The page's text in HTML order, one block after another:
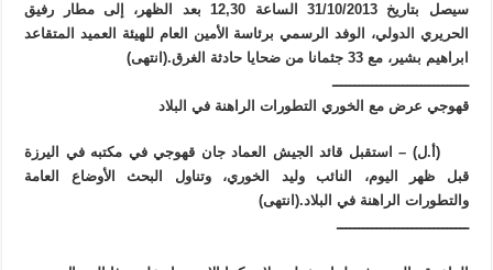
سيصل بتاريخ 31/10/2013 الساعة 12,30 بعد الظهر، إلى مطار رفيق
الحريري الدولي، الوفد الرسمي برئاسة الأمين العام للهيئة العميد المتقاعد
ابراهيم بشير، مع 33 جثمانا من ضحايا حادثة الغرق.(انتهى)
ـــــــــــــــــــــــــــــــ
قهوجي عرض مع الخوري التطورات الراهنة في البلاد
(أ.ل) – استقبل قائد الجيش العماد جان قهوجي في مكتبه في اليرزة
قبل ظهر اليوم، النائب وليد الخوري، وتناول البحث الأوضاع العامة
والتطورات الراهنة في البلاد.(انتهى)
ــــــــــــــــــــــــــــــ